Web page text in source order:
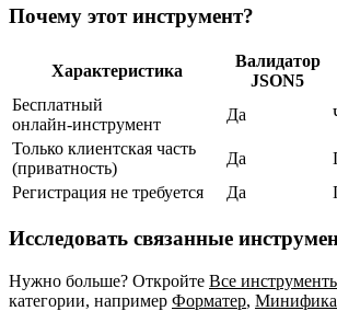
Почему этот инструмент?
Характеристика
Валидатор
JSON5
Бесплатный
онлайн‑инструмент
Да
Только клиентская часть
(приватность)
Да
Регистрация не требуется
Да
Исследовать связанные
Нужно больше? Откройте Все
категории, например Форматер,